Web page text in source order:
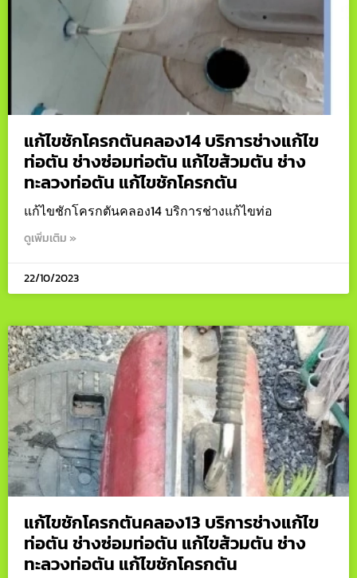
แก้ไขชักโครกตันคลอง14 บริการช่างแก้ไข
ท่อตัน ช่างซ่อมท่อตัน แก้ไขส้วมตัน ช่าง
ทะลวงท่อตัน แก้ไขชักโครกตัน
แก้ไขชักโครกตันคลอง14 บริการช่างแก้ไขท่อ
ดูเพิ่มเติม »
22/10/2023
แก้ไขชักโครกตันคลอง13 บริการช่างแก้ไข
ท่อตัน ช่างซ่อมท่อตัน แก้ไขส้วมตัน ช่าง
ทะลวงท่อตัน แก้ไขชักโครกตัน